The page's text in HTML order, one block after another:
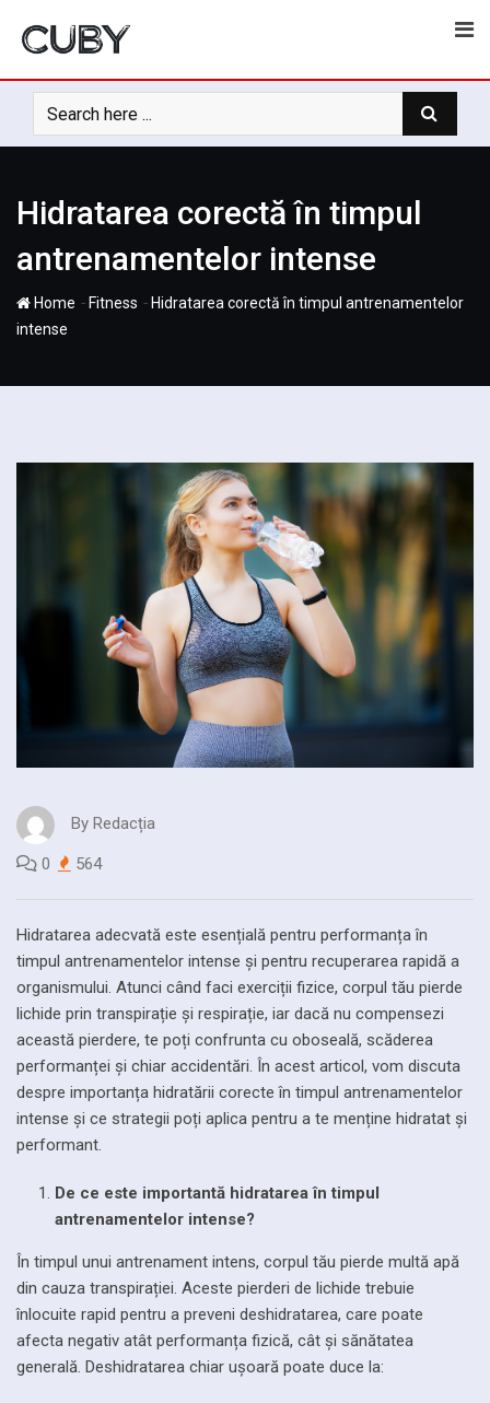
Hidratarea corectă în timpul
antrenamentelor intense
Home - Fitness - Hidratarea corectă în timpul antrenamentelor
intense
By Redacția
0 564
Hidratarea adecvată este esențială pentru performanța în
timpul antrenamentelor intense și pentru recuperarea rapidă a
organismului. Atunci când faci exerciții fizice, corpul tău pierde
lichide prin transpirație și respirație, iar dacă nu compensezi
această pierdere, te poți confrunta cu oboseală, scăderea
performanței și chiar accidentări. În acest articol, vom discuta
despre importanța hidratării corecte în timpul antrenamentelor
intense și ce strategii poți aplica pentru a te menține hidratat și
performant.
De ce este importantă hidratarea în timpul
antrenamentelor intense?
În timpul unui antrenament intens, corpul tău pierde multă apă
din cauza transpirației. Aceste pierderi de lichide trebuie
înlocuite rapid pentru a preveni deshidratarea, care poate
afecta negativ atât performanța fizică, cât și sănătatea
generală. Deshidratarea chiar ușoară poate duce la: